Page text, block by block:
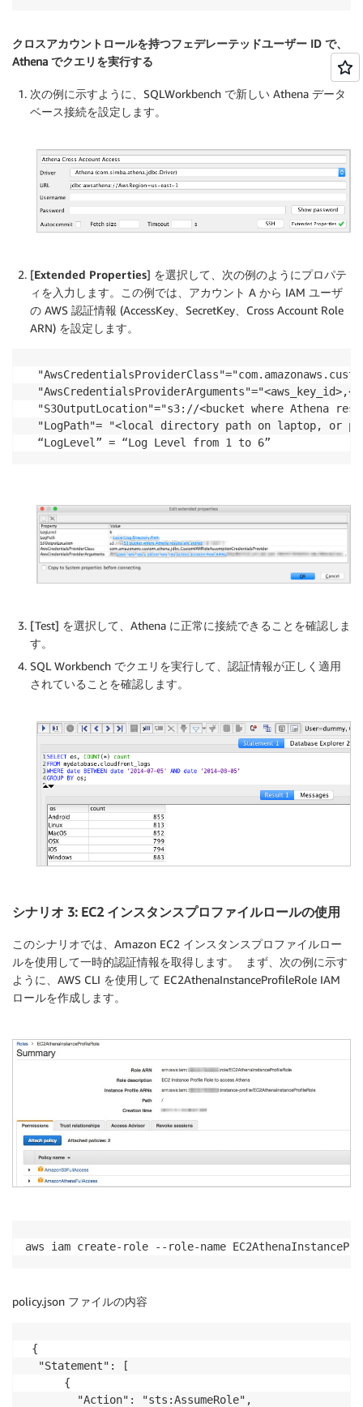
クロスアカウントロールを持つフェデレーテッドユーザー ID で、
Athena でクエリを実行する
次の例に示すように、SQLWorkbench で新しい Athena データ
ベース接続を設定します。
[Extended Properties] を選択して、次の例のようにプロパテ
ィを入力します。この例では、アカウント A から IAM ユーザ
の AWS 認証情報 (AccessKey、SecretKey、Cross Account Role
ARN) を設定します。
"S3OutputLocation"="s3://<bucket where Athena
"LogPath"= "<local directory path on laptop, or
“LogLevel” = “Log Level from 1 to 6”
[Test] を選択して、Athena に正常に接続できることを確認しま
す。
SQL Workbench でクエリを実行して、認証情報が正しく適用
されていることを確認します。
シナリオ 3: EC2 インスタンスプロファイルロールの使用
このシナリオでは、Amazon EC2 インスタンスプロファイルロー
ルを使用して一時的認証情報を取得します。 まず、次の例に示す
ように、AWS CLI を使用して EC2AthenaInstanceProfileRole IAM
ロールを作成します。
aws iam create-role --role-name
policy.json ファイルの内容
{
  "Statement": [
      {
        "Action": "sts:AssumeRole",